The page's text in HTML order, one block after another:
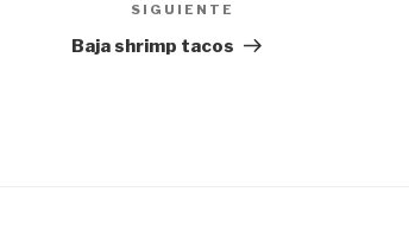
entrada
SIGUIENTE
Baja shrimp tacos